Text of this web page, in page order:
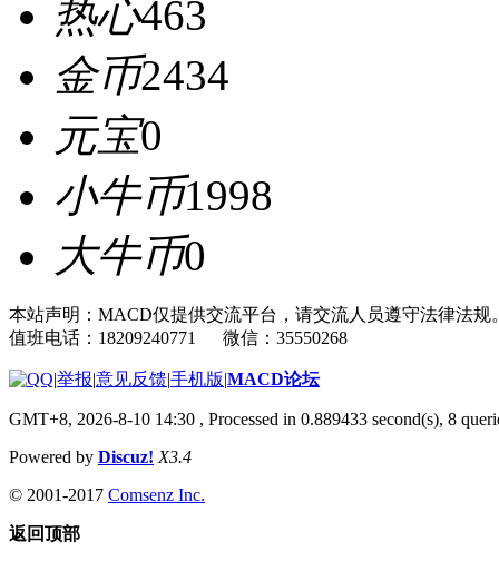
热心463
金币2434
元宝0
小牛币1998
大牛币0
本站声明：MACD仅提供交流平台，请交流人员遵守法律法规
值班电话：18209240771 微信：35550268
|举报|意见反馈|手机版|MACD论坛
GMT+8, 2026-8-10 14:30 , Processed in 0.889433 second(s), 8
Powered by Discuz! X3.4
© 2001-2017 Comsenz Inc.
返回顶部